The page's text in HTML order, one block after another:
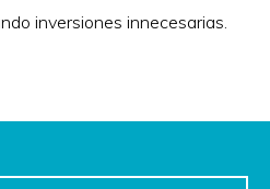
inversiones innecesarias.